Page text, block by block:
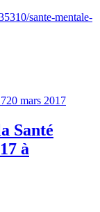
sante-mentale-
20 mars 2017
Santé
à